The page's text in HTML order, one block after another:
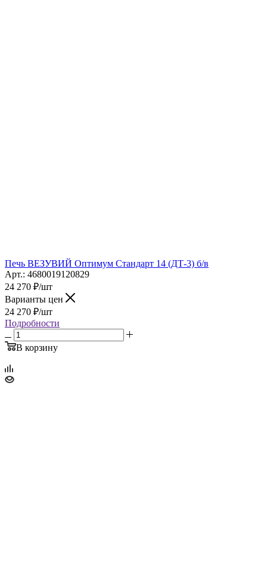
Печь ВЕЗУВИЙ Оптимум Стандарт 14 (ДТ-3) б/в
Арт.: 4680019120829
24 270 ₽/шт
Варианты цен
24 270 ₽/шт
Подробности
В корзину